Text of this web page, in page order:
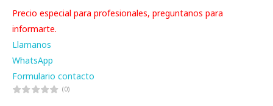
Precio especial para profesionales, preguntanos para
informarte.
Llamanos
WhatsApp
Formulario contacto
(0)